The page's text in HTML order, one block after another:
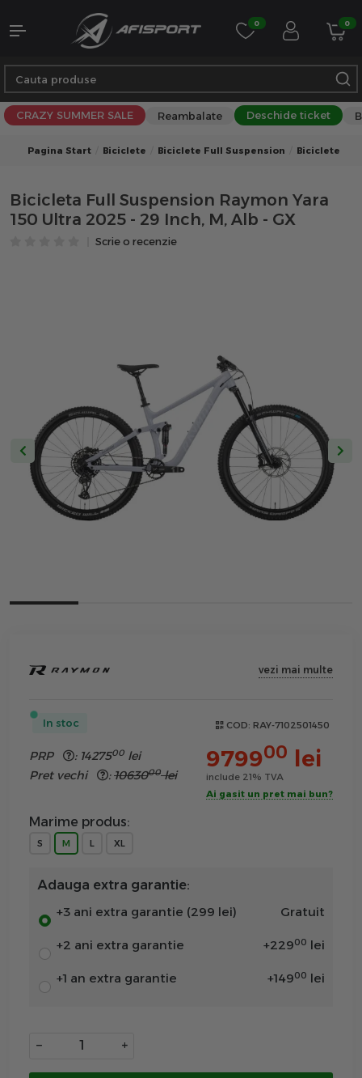
0 0
CRAZY SUMMER SALE Reambalate Deschide ticket
Pagina Start Biciclete Biciclete Full Suspension Biciclete
Bicicleta Full Suspension Raymon Yara
150 Ultra 2025 - 29 Inch, M, Alb - GX
Scrie o recenzie
vezi mai multe
In stoc COD: RAY-7102501450
PRP : 1427500 lei
Pret vechi
:1063000lei
979900 lei
include 21% TVA
Ai gasit un pret mai bun?
Marime produs:
S M L XL
Adauga extra garantie:
+3 ani extra garantie (299 lei)
Gratuit
+2 ani extra garantie +22900 lei
+1 an extra garantie +14900 lei
− +